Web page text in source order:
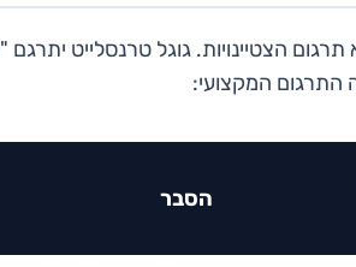
התרגום המקצועי:
הסבר